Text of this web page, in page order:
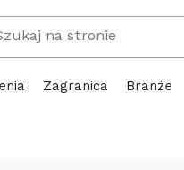
Duda
wyszukiwaną frazę
Zagranica Branże